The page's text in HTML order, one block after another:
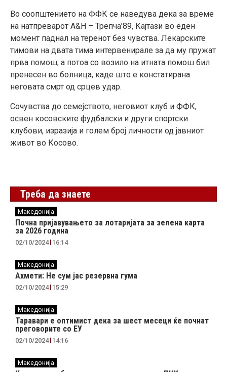
Во соопштението на ФФК се наведува дека за време
на натпреварот А&Н – Трепча’89, Кајтази во еден
момент паднал на теренот без чувства. Лекарските
тимови на двата тима интервенирале за да му пружат
прва помош, а потоа со возило на итната помош бил
пренесен во болница, каде што е констатирана
неговата смрт од срцев удар.
Сочувства до семејството, неговиот клуб и ФФК,
освен косовските фудбалски и други спортски
клубови, изразија и голем број личности од јавниот
живот во Косово.
Треба да знаете
Македонија
Почна пријавувањето за лотаријата за зелена карта
за 2026 година
02/10/2024 16:14
Македонија
Ахмети: Не сум јас резервна гума
02/10/2024 15:29
Македонија
Таравари e oптимист дека за шест месеци ќе почнат
преговорите со ЕУ
02/10/2024 14:16
Македонија